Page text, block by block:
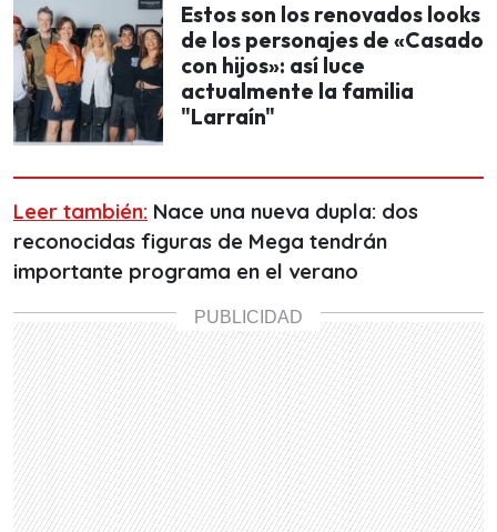
Estos son los renovados looks
de los personajes de «Casado
con hijos»: así luce
actualmente la familia
"Larraín"
Leer también: Nace una nueva dupla: dos
reconocidas figuras de Mega tendrán
importante programa en el verano